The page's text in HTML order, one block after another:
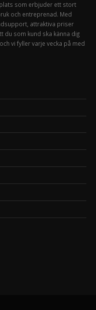
som erbjuder ett stort
och entreprenad. Med
attraktiva priser
du som kund ska känna dig
vi fyller varje vecka på med